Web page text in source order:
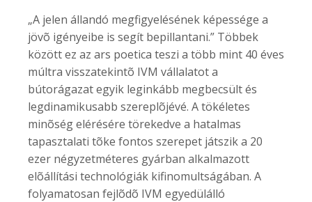
„A jelen állandó megfigyelésének képessége a
jövõ igényeibe is segít bepillantani.” Többek
között ez az ars poetica teszi a több mint 40 éves
múltra visszatekintõ IVM vállalatot a
bútorágazat egyik leginkább megbecsült és
legdinamikusabb szereplõjévé. A tökéletes
minõség elérésére törekedve a hatalmas
tapasztalati tõke fontos szerepet játszik a 20
ezer négyzetméteres gyárban alkalmazott
elõállítási technológiák kifinomultságában. A
folyamatosan fejlõdõ IVM egyedülálló